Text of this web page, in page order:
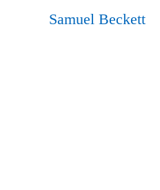
Samuel Beckett